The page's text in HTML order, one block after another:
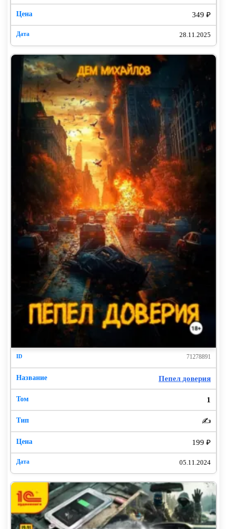
349 ₽
28.11.2025
71278891
Пепел доверия
1
✍️
199 ₽
05.11.2024